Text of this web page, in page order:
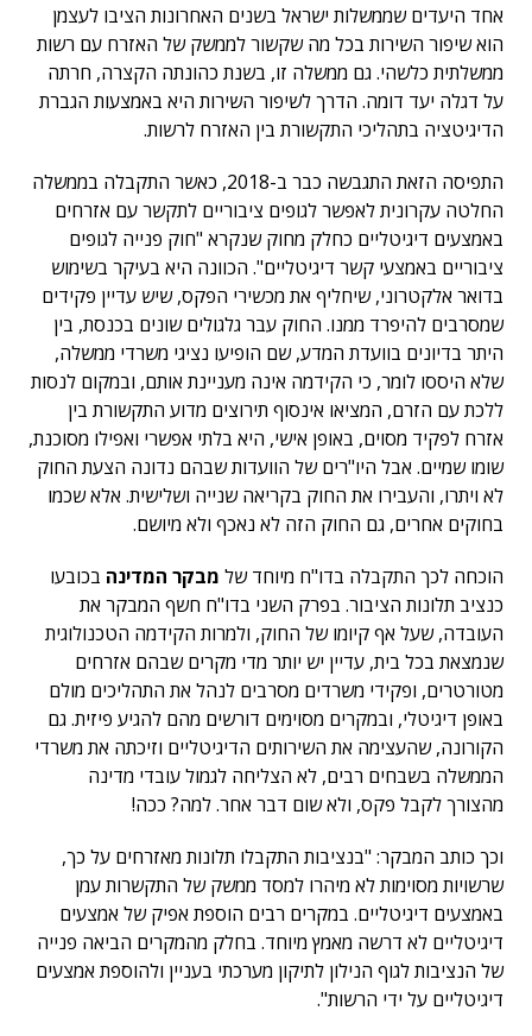
אחד היעדים שממשלות ישראל בשנים האחרונות הציבו לעצמן
הוא שיפור השירות בכל מה שקשור לממשק של האזרח עם רשות
ממשלתית כלשהי. גם ממשלה זו, בשנת כהונתה הקצרה, חרתה
על דגלה יעד דומה. הדרך לשיפור השירות היא באמצעות הגברת
הדיגיטציה בתהליכי התקשורת בין האזרח לרשות.
התפיסה הזאת התגבשה כבר ב-2018, כאשר התקבלה בממשלה
החלטה עקרונית לאפשר לגופים ציבוריים לתקשר עם אזרחים
באמצעים דיגיטליים כחלק מחוק שנקרא "חוק פנייה לגופים
ציבוריים באמצעי קשר דיגיטליים". הכוונה היא בעיקר בשימוש
בדואר אלקטרוני, שיחליף את מכשירי הפקס, שיש עדיין פקידים
שמסרבים להיפרד ממנו. החוק עבר גלגולים שונים בכנסת, בין
היתר בדיונים בוועדת המדע, שם הופיעו נציגי משרדי ממשלה,
שלא היססו לומר, כי הקידמה אינה מעניינת אותם, ובמקום לנסות
ללכת עם הזרם, המציאו אינסוף תירוצים מדוע התקשורת בין
אזרח לפקיד מסוים, באופן אישי, היא בלתי אפשרי ואפילו מסוכנת,
שומו שמיים. אבל היו"רים של הוועדות שבהם נדונה הצעת החוק
לא ויתרו, והעבירו את החוק בקריאה שנייה ושלישית. אלא שכמו
בחוקים אחרים, גם החוק הזה לא נאכף ולא מיושם.
הוכחה לכך התקבלה בדו"ח מיוחד של מבקר המדינה בכובעו
כנציב תלונות הציבור. בפרק השני בדו"ח חשף המבקר את
העובדה, שעל אף קיומו של החוק, ולמרות הקידמה הטכנולוגית
שנמצאת בכל בית, עדיין יש יותר מדי מקרים שבהם אזרחים
מטורטרים, ופקידי משרדים מסרבים לנהל את התהליכים מולם
באופן דיגיטלי, ובמקרים מסוימים דורשים מהם להגיע פיזית. גם
הקורונה, שהעצימה את השירותים הדיגיטליים וזיכתה את משרדי
הממשלה בשבחים רבים, לא הצליחה לגמול עובדי מדינה
מהצורך לקבל פקס, ולא שום דבר אחר. למה? ככה!
וכך כותב המבקר: "בנציבות התקבלו תלונות מאזרחים על כך,
שרשויות מסוימות לא מיהרו למסד ממשק של התקשרות עמן
באמצעים דיגיטליים. במקרים רבים הוספת אפיק של אמצעים
דיגיטליים לא דרשה מאמץ מיוחד. בחלק מהמקרים הביאה פנייה
של הנציבות לגוף הנילון לתיקון מערכתי בעניין ולהוספת אמצעים
דיגיטליים על ידי הרשות".